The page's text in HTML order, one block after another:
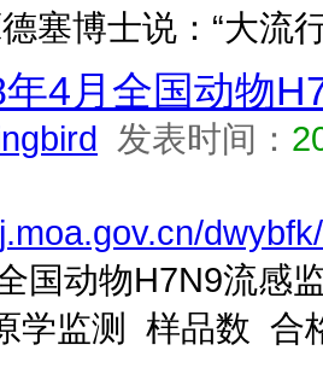
塞博士说：“大流
4月全国动物
发表时间：
国动物H7N9流
学监测 样品数 合